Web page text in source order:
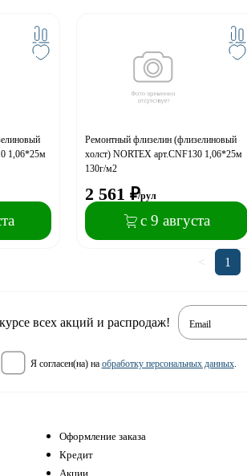
1,06*25м
Ремонтный флизелин (флизелиновый
холст) NORTEX арт.CNF130 1,06*25м
130г/м2
2 561 ₽/рул
с 9 августа
< 1
всех акций и распродаж! Email
я согласен(на) на обработку персональных данных.
Оформление заказа
Кредит
Акции